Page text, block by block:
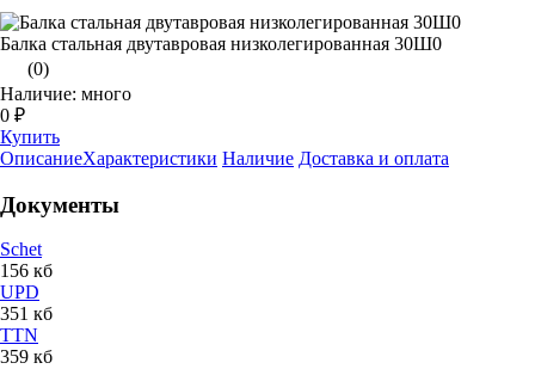
Балка стальная двутавровая низколегированная 30Ш0
(0)
Наличие: много
0 ₽
Купить
ОписаниеХарактеристики Наличие Доставка и оплата
Документы
Schet
156 кб
UPD
351 кб
TTN
359 кб